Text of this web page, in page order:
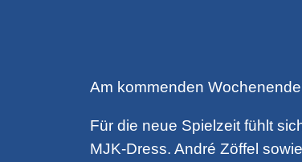
Am kommenden
Für die neue Spielzeit fühlt
MJK-Dress. André Zöffel